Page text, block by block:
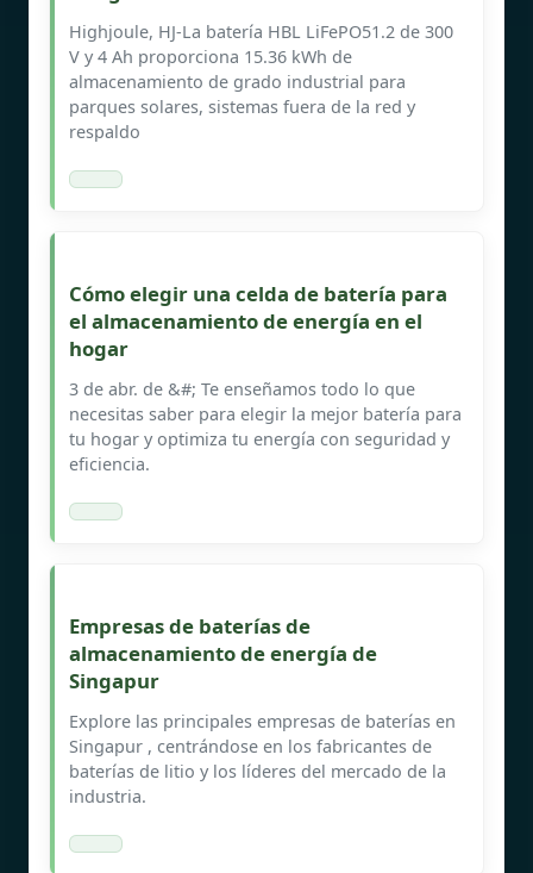
Highjoule, HJ-La batería HBL LiFePO51.2 de 300
V y 4 Ah proporciona 15.36 kWh de
almacenamiento de grado industrial para
parques solares, sistemas fuera de la red y
respaldo
Cómo elegir una celda de batería para
el almacenamiento de energía en el
hogar
3 de abr. de &#; Te enseñamos todo lo que
necesitas saber para elegir la mejor batería para
tu hogar y optimiza tu energía con seguridad y
eficiencia.
Empresas de baterías de
almacenamiento de energía de
Singapur
Explore las principales empresas de baterías en
Singapur , centrándose en los fabricantes de
baterías de litio y los líderes del mercado de la
industria.